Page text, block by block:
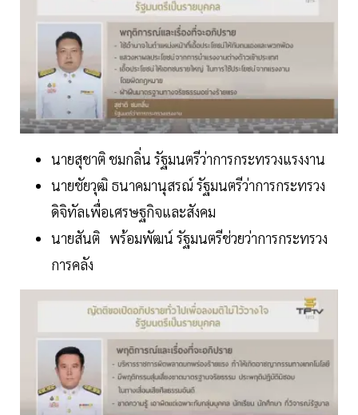
นายสุชาติ ชมกลิ่น รัฐมนตรีว่าการกระทรวงแรงงาน
นายชัยวุฒิ ธนาคมานุสรณ์ รัฐมนตรีว่าการกระทรวง
ดิจิทัลเพื่อเศรษฐกิจและสังคม
นายสันติ พร้อมพัฒน์ รัฐมนตรีช่วยว่าการกระทรวง
การคลัง